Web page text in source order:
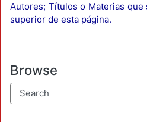
Autores; Títulos o Materias
superior de esta página.
Browse